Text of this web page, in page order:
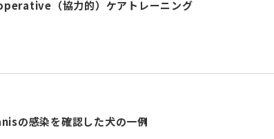
（協力的）ケアトレーニング
の感染を確認した犬の一例